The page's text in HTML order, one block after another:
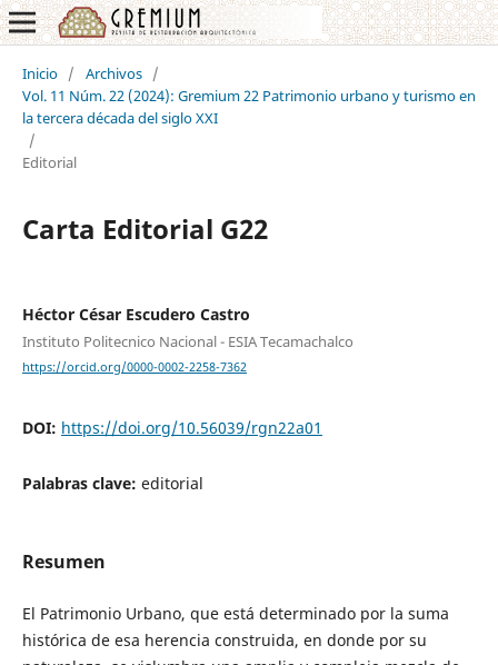
Inicio / Archivos /
Vol. 11 Núm. 22 (2024): Gremium 22 Patrimonio urbano y turismo en
la tercera década del siglo XXI
/
Editorial
Carta Editorial G22
Héctor César Escudero Castro
Instituto Politecnico Nacional - ESIA Tecamachalco
https://orcid.org/0000-0002-2258-7362
DOI: https://doi.org/10.56039/rgn22a01
Palabras clave: editorial
Resumen
El Patrimonio Urbano, que está determinado por la suma
histórica de esa herencia construida, en donde por su